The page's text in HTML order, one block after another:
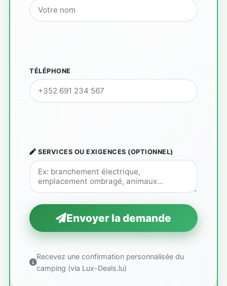
TÉLÉPHONE
SERVICES OU EXIGENCES (OPTIONNEL)
Envoyer la demande
Recevez une confirmation personnalisée du
camping (via Lux-Deals.lu)